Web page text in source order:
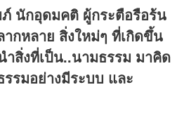
นักอุดมคติ ผู้กระตือรือร้น
กหลาย สิ่งใหม่ๆ ที่เกิดขึ้น
ำสิ่งที่เป็น..นามธรรม มาคิด
รมอย่างมีระบบ และ